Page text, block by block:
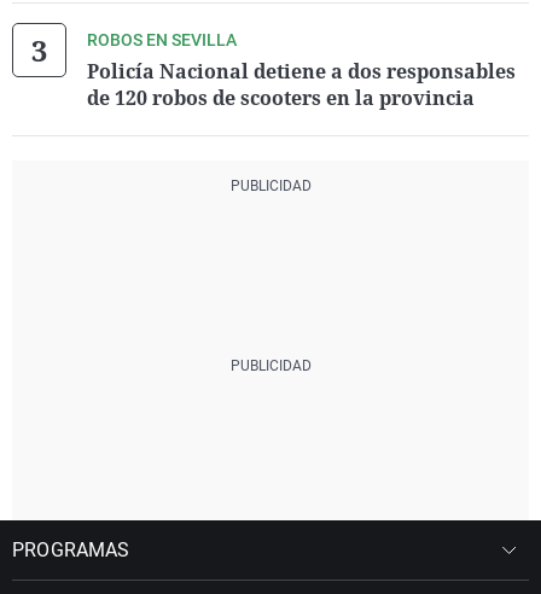
ROBOS EN SEVILLA
Policía Nacional detiene a dos responsables
de 120 robos de scooters en la provincia
PROGRAMAS